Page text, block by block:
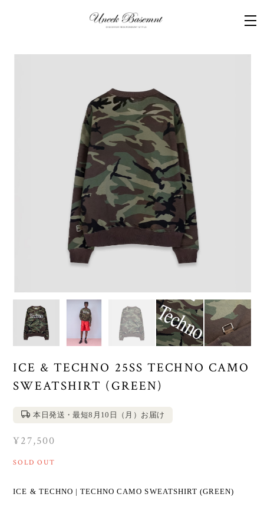
ICE & TECHNO 25SS TECHNO CAMO
SWEATSHIRT (GREEN)
本日発送・最短8月10日（月）お届け
¥27,500
SOLD OUT
ICE & TECHNO | TECHNO CAMO SWEATSHIRT (GREEN)